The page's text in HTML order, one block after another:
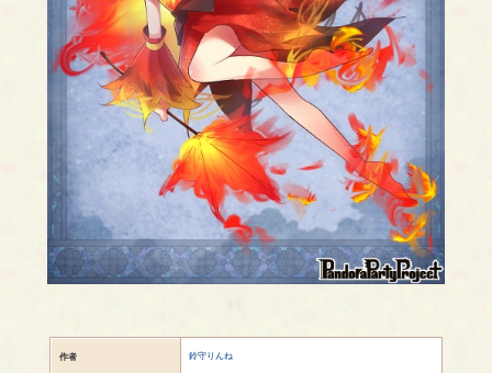
作者 鈴守りんね